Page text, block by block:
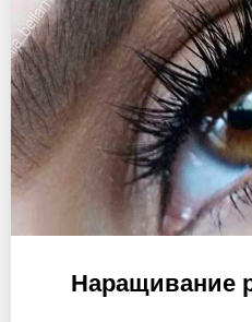
Наращивание